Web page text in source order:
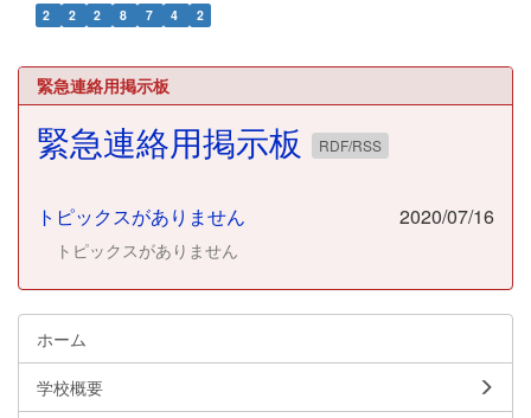
2 2 2 8 7 4 2
緊急連絡用掲示板
緊急連絡用掲示板 RDF/RSS
トピックスがありません 2020/07/16
トピックスがありません
ホーム
学校概要